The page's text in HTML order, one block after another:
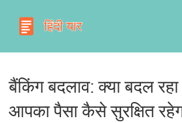
बैंकिंग बदलाव: क्या बदल
आपका पैसा कैसे सुरक्षित